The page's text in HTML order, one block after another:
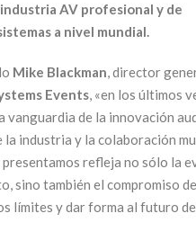
AV profesional y de
a nivel mundial.
Mike Blackman, director
Events, «en los últimos
vanguardia de la innovación
la industria y la colaboración
presentamos refleja no sólo la
sino también el compromiso
límites y dar forma al futuro